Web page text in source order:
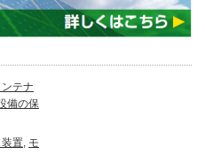
テナ
備の保
置, モ